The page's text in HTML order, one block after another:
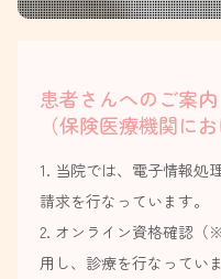
患者さんへのご案内
（保険医療機関に
1. 当院では、電子情報処
請求を行なっています。
2. オンライン資格確認（
用し、診療を行なっていま